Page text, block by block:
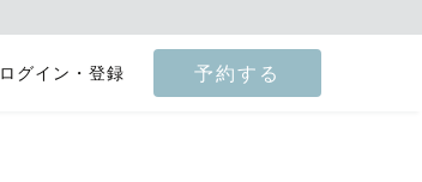
ログイン・登録 予約する